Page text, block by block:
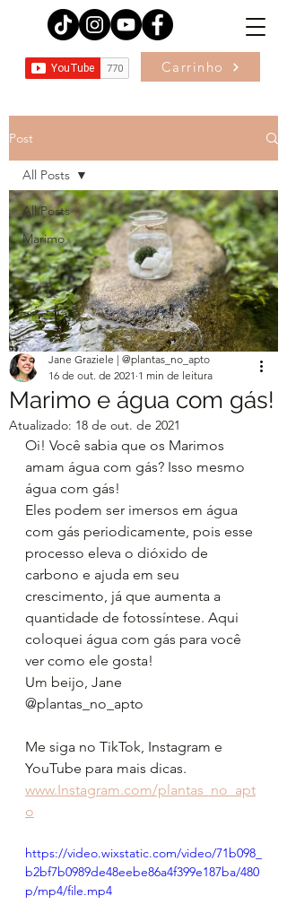
Carrinho
Post
All Posts
Marimo
All Posts
Marimo e água com gás!
Jane Graziele | @plantas_no_apto
16 de out. de 2021 1 min de leitura
Atualizado: 18 de out. de 2021
Oi! Você sabia que os Marimos
amam água com gás? Isso mesmo
água com gás!
Eles podem ser imersos em água
com gás periodicamente, pois esse
processo eleva o dióxido de
carbono e ajuda em seu
crescimento, já que aumenta a
quantidade de fotossíntese. Aqui
coloquei água com gás para você
ver como ele gosta!
Um beijo, Jane
@plantas_no_apto
Me siga no TikTok, Instagram e
YouTube para mais dicas.
www.Instagram.com/plantas_no_apt
o
https://video.wixstatic.com/video/71b098_
b2bf7b0989de48eebe86a4f399e187ba/480
p/mp4/file.mp4